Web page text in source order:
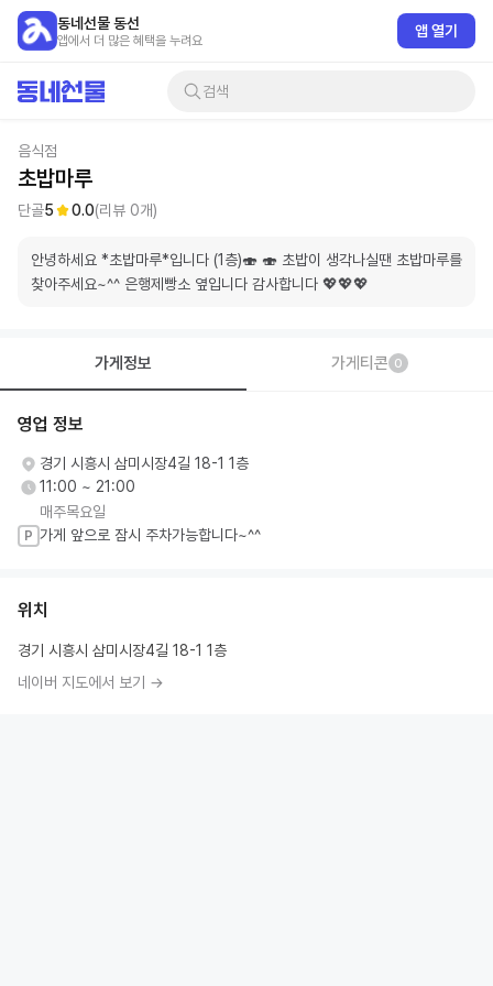
동네선물 동선
앱에서 더 많은 혜택을 누려요
앱 열기
검색
음식점
초밥마루
단골5 0.0(리뷰 0개)
안녕하세요 *초밥마루*입니다 (1층)🍣 🍣 초밥이 생각나실땐 초밥마루를
찾아주세요~^^ 은행제빵소 옆입니다 감사합니다 💖💖💖
가게정보 가게티콘 0
영업 정보
경기 시흥시 삼미시장4길 18-1 1층
11:00 ~ 21:00
매주목요일
P 가게 앞으로 잠시 주차가능합니다~^^
위치
경기 시흥시 삼미시장4길 18-1 1층
네이버 지도에서 보기 →